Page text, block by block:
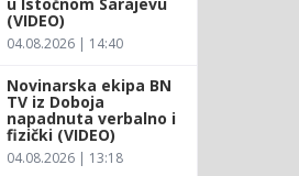
(VIDEO)
04.08.2026 | 14:40
Novinarska ekipa BN
TV iz Doboja
napadnuta verbalno i
fizički (VIDEO)
04.08.2026 | 13:18